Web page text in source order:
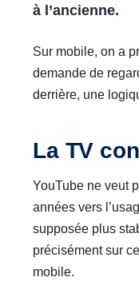
à l’ancienne.
Sur mobile, on a
demande de
derrière, une
La TV
YouTube ne veut
années vers
supposée plus
précisément sur
mobile.